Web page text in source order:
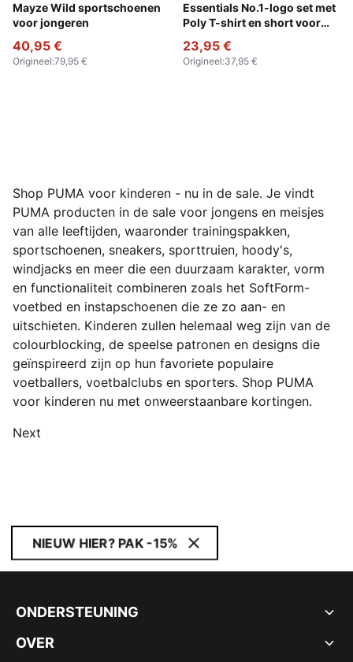
Mayze Wild sportschoenen
voor jongeren
Deep Plum-Mauve Pop
40,95 €
Origineel:79,95 €
Essentials No.1-logo set met
Poly T-shirt en short voor
For All Time Red
23,95 €
Origineel:37,95 €
Shop PUMA voor kinderen - nu in de sale. Je vindt
PUMA producten in de sale voor jongens en meisjes
van alle leeftijden, waaronder trainingspakken,
sportschoenen, sneakers, sporttruien, hoody's,
windjacks en meer die een duurzaam karakter, vorm
en functionaliteit combineren zoals het SoftForm-
voetbed en instapschoenen die ze zo aan- en
uitschieten. Kinderen zullen helemaal weg zijn van de
colourblocking, de speelse patronen en designs die
geïnspireerd zijn op hun favoriete populaire
voetballers, voetbalclubs en sporters. Shop PUMA
voor kinderen nu met onweerstaanbare kortingen.
Next
NIEUW HIER? PAK -15%
ONDERSTEUNING
OVER